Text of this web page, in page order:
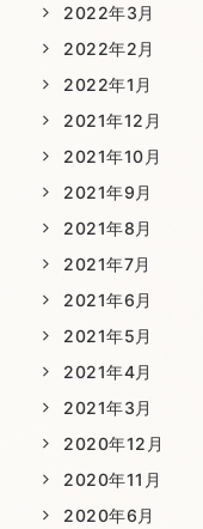
2022年3月
2022年2月
2022年1月
2021年12月
2021年10月
2021年9月
2021年8月
2021年7月
2021年6月
2021年5月
2021年4月
2021年3月
2020年12月
2020年11月
2020年6月